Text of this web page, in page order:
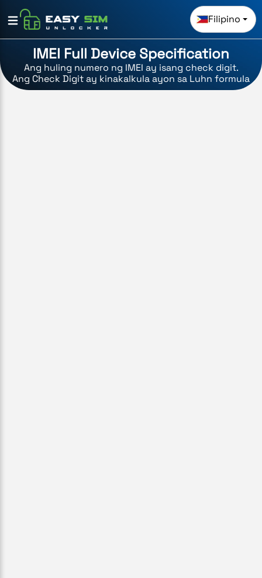
Filipino
IMEI Full Device Specification
Ang huling numero ng IMEI ay isang check digit.
Ang Check Digit ay kinakalkula ayon sa Luhn formula